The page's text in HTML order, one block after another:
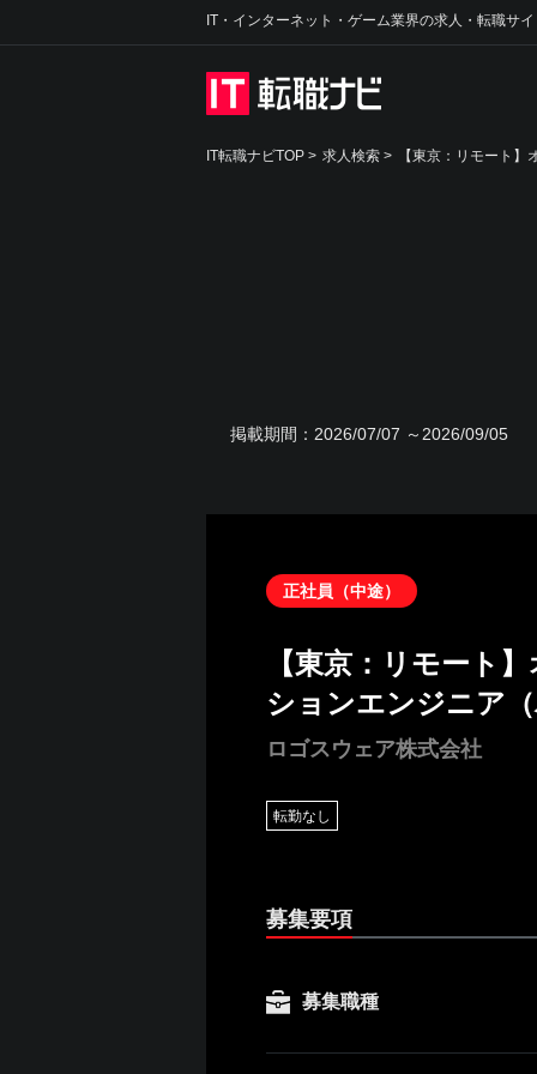
IT・インターネット・ゲーム業界の求人・転職サ
IT転職ナビTOP > 求人検索 > 【東京：リモート
掲載期間： 2026/07/07 ～2026/09/05
正社員（中途）
【東京：リモート
ションエンジニア
ロゴスウェア株式会社
転勤なし
募集要項
募集職種